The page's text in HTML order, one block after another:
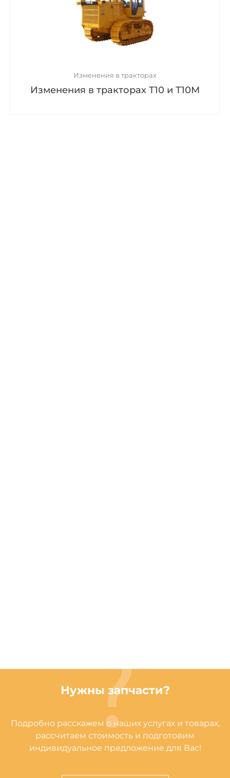
Изменения в тракторах
Изменения в тракторах Т10 и Т10М
Нужны запчасти?
Подробно расскажем о наших услугах и товарах,
рассчитаем стоимость и подготовим
индивидуальное предложение для Вас!